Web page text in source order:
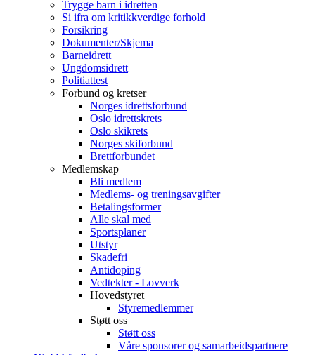
Trygge barn i idretten
Si ifra om kritikkverdige forhold
Forsikring
Dokumenter/Skjema
Barneidrett
Ungdomsidrett
Politiattest
Forbund og kretser
Norges idrettsforbund
Oslo idrettskrets
Oslo skikrets
Norges skiforbund
Brettforbundet
Medlemskap
Bli medlem
Medlems- og treningsavgifter
Betalingsformer
Alle skal med
Sportsplaner
Utstyr
Skadefri
Antidoping
Vedtekter - Lovverk
Hovedstyret
Styremedlemmer
Støtt oss
Støtt oss
Våre sponsorer og samarbeidspartnere